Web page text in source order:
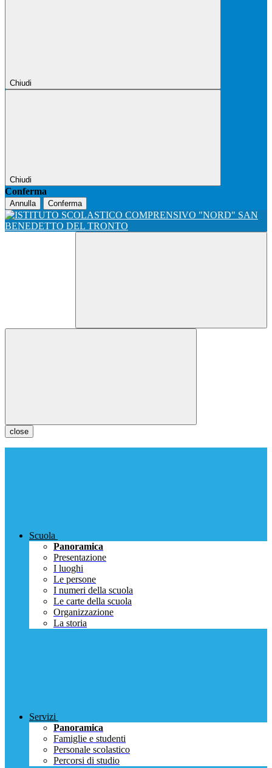
Chiudi
Chiudi
Conferma
Annulla Conferma
close
Scuola
Panoramica
Presentazione
I luoghi
Le persone
I numeri della scuola
Le carte della scuola
Organizzazione
La storia
Servizi
Panoramica
Famiglie e studenti
Personale scolastico
Percorsi di studio